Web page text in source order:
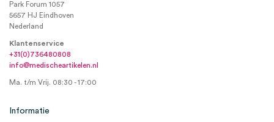
Park Forum 1057
5657 HJ Eindhoven
Nederland
Klantenservice
+31(0)736480808
info@medischeartikelen.nl
Ma. t/m Vrij. 08:30 - 17:00
Informatie